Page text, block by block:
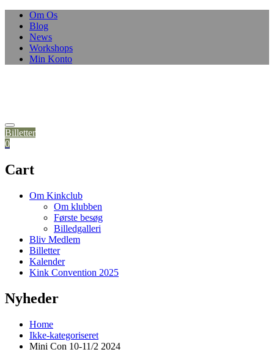
Om Os
Blog
News
Workshops
Min Konto
Billetter
0
Cart
Om Kinkclub
Om klubben
Første besøg
Billedgalleri
Bliv Medlem
Billetter
Kalender
Kink Convention 2025
Nyheder
Home
Ikke-kategoriseret
Mini Con 10-11/2 2024